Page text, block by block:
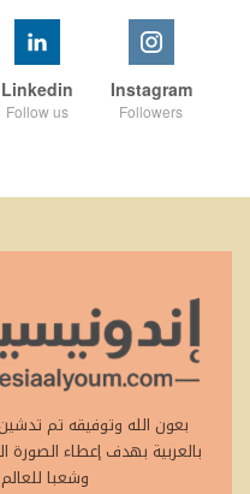
Instagram
Followers
Linkedin
Follow us
بعون الله وتوفيقه تم تدشين
بالعربية بهدف إعطاء الصورة
وشعبا